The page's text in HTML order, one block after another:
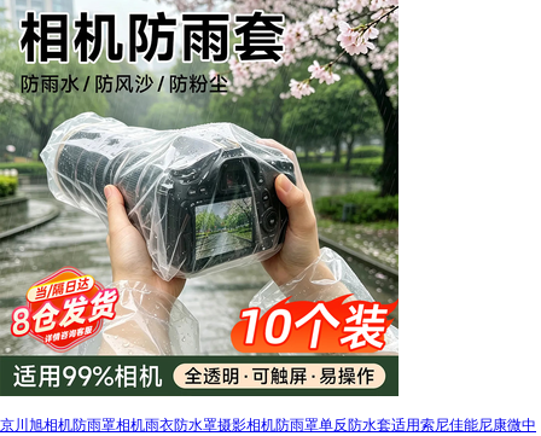
京川旭相机防雨罩相机雨衣防水罩摄影相机防雨罩单反防水套适用索尼佳能尼康微中